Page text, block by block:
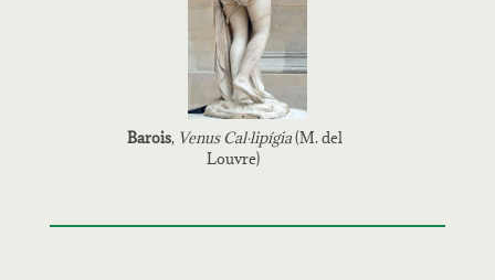
Barois, Venus Cal·lipígia(M. del
Louvre)